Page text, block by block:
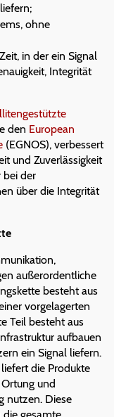
ohne
in der ein Signal
Integrität
den European
(EGNOS), verbessert
und Zuverlässigkeit
bei der
über die Integrität
außerordentliche
besteht aus
vorgelagerten
Teil besteht aus
aufbauen
ein Signal liefern.
die Produkte
und
nutzen. Diese
gesamte